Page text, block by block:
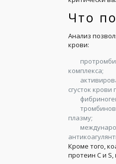
Что
Анализ
крови:
комплекса;
сгусток
плазму;
Кроме того,
протеин C и